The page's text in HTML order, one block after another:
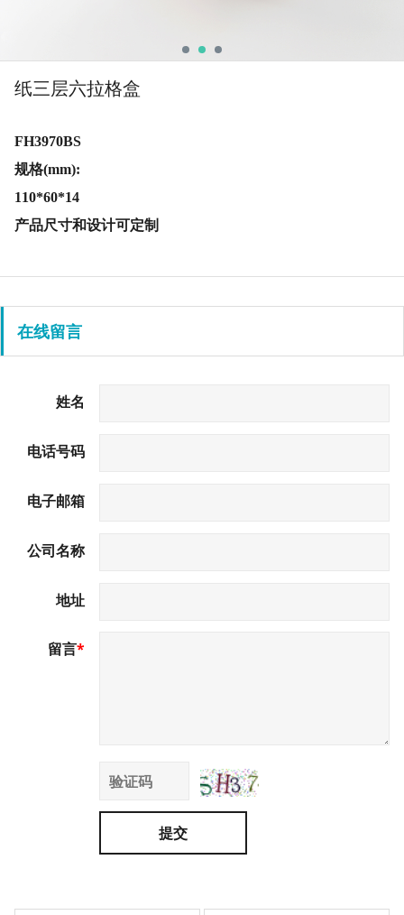
纸三层六拉格盒
FH3970BS
规格(mm):
110*60*14
产品尺寸和设计可定制
在线留言
姓名
电话号码
电子邮箱
公司名称
地址
留言*
提交